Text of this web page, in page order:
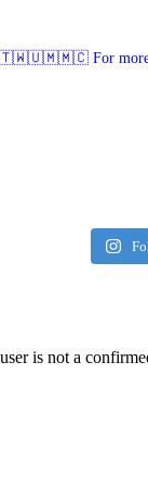
🇹🇼🇺🇲🇲🇨 For
is not a